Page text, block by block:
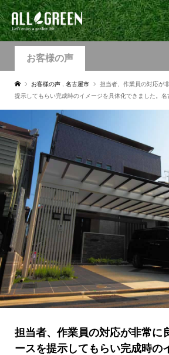
お客様の声
お客様の声 名古屋市
担当者、作業員の対応が
提示してもらい完成時のイメージを具体化できました。
担当者、作業員の対応が非常に
ースを提示してもらい完成時の